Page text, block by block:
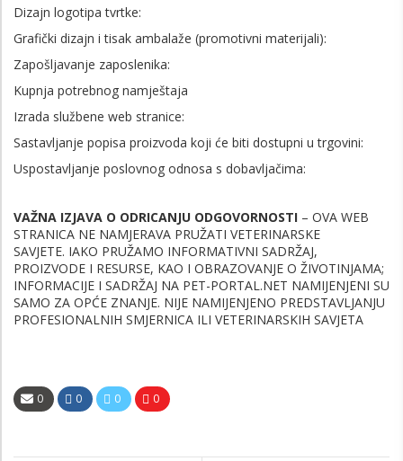
Dizajn logotipa tvrtke:
Grafički dizajn i tisak ambalaže (promotivni materijali):
Zapošljavanje zaposlenika:
Kupnja potrebnog namještaja
Izrada službene web stranice:
Sastavljanje popisa proizvoda koji će biti dostupni u trgovini:
Uspostavljanje poslovnog odnosa s dobavljačima:
VAŽNA IZJAVA O ODRICANJU ODGOVORNOSTI – OVA WEB
STRANICA NE NAMJERAVA PRUŽATI VETERINARSKE
SAVJETE. IAKO PRUŽAMO INFORMATIVNI SADRŽAJ,
PROIZVODE I RESURSE, KAO I OBRAZOVANJE O ŽIVOTINJAMA;
INFORMACIJE I SADRŽAJ NA PET-PORTAL.NET NAMIJENJENI SU
SAMO ZA OPĆE ZNANJE. NIJE NAMIJENJENO PREDSTAVLJANJU
PROFESIONALNIH SMJERNICA ILI VETERINARSKIH SAVJETA
0 0 0 0